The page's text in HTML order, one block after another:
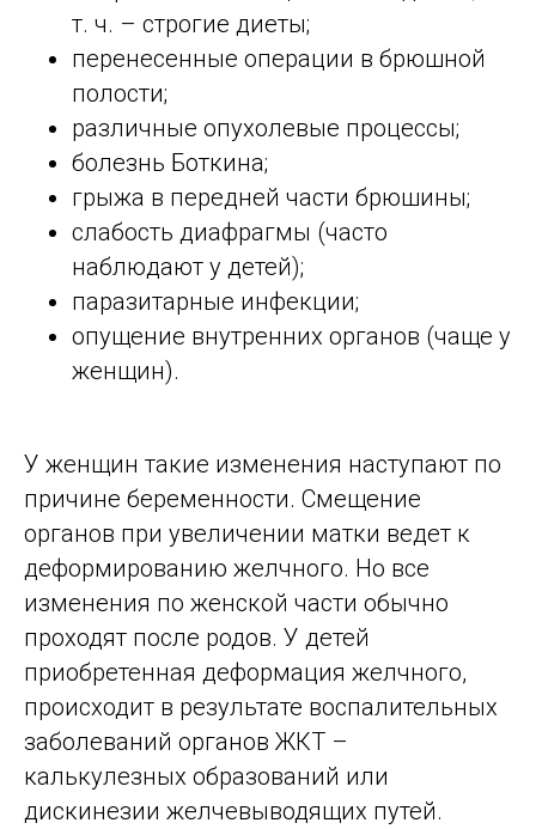
т. ч. – строгие диеты;
перенесенные операции в брюшной
полости;
различные опухолевые процессы;
болезнь Боткина;
грыжа в передней части брюшины;
слабость диафрагмы (часто
наблюдают у детей);
паразитарные инфекции;
опущение внутренних органов (чаще у
женщин).
У женщин такие изменения наступают по
причине беременности. Смещение
органов при увеличении матки ведет к
деформированию желчного. Но все
изменения по женской части обычно
проходят после родов. У детей
приобретенная деформация желчного,
происходит в результате воспалительных
заболеваний органов ЖКТ –
калькулезных образований или
дискинезии желчевыводящих путей.